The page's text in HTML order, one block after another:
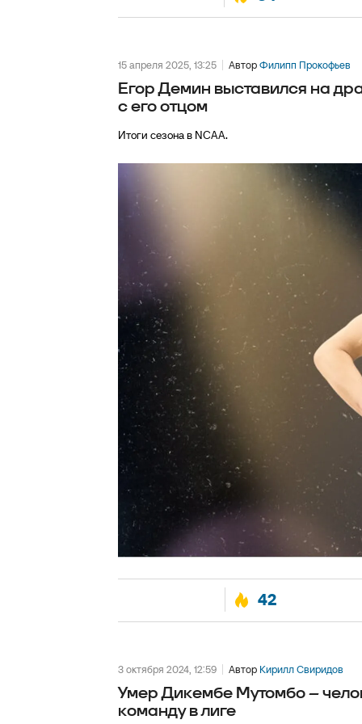
15 апреля 2025, 13:25 АвторФилипп Прокофьев
Егор Демин выставился на
с его отцом
Итоги сезона в NCAA.
42
3 октября 2024, 12:59 Автор Кирилл Свиридов
Умер Дикембе Мутомбо –
команду в лиге